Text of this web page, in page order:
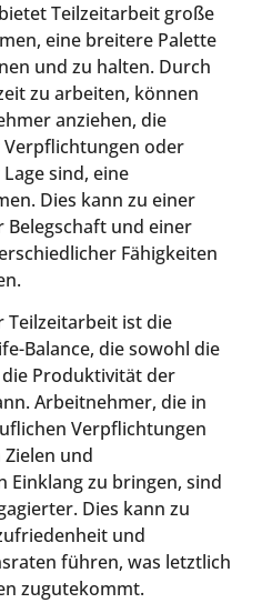
Teilzeitarbeit große
eine breitere Palette
und zu halten. Durch
zu arbeiten, können
anziehen, die
oder
sind, eine
Dies kann zu einer
und einer
Fähigkeiten
Teilzeitarbeit ist die
Balance, die sowohl die
Produktivität der
Arbeitnehmer, die in
Verpflichtungen
und
zu bringen, sind
Dies kann zu
und
führen, was letztlich
zugutekommt.